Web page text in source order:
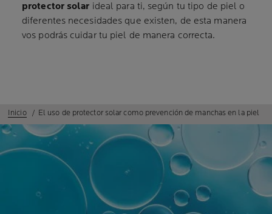
protector solar ideal para ti, según tu tipo de piel o
diferentes necesidades que existen, de esta manera
vos podrás cuidar tu piel de manera correcta.
Inicio El uso de protector solar como prevención de manchas en la piel